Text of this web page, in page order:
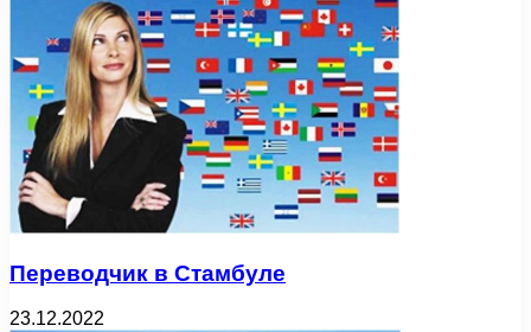
Переводчик в Стамбуле
23.12.2022